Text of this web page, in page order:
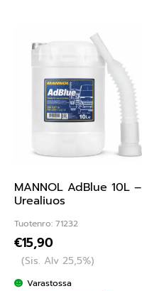
MANNOL AdBlue 10L –
Urealiuos
Tuotenro: 71232
€15,90
(Sis. Alv 25,5%)
Varastossa